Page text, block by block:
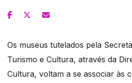
Os museus tutelados pela
Turismo e Cultura, através da
Cultura, voltam a se associar às